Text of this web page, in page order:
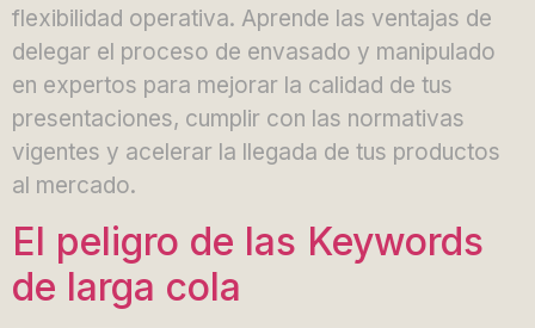
flexibilidad operativa. Aprende las ventajas de
delegar el proceso de envasado y manipulado
en expertos para mejorar la calidad de tus
presentaciones, cumplir con las normativas
vigentes y acelerar la llegada de tus productos
al mercado.
El peligro de las Keywords
de larga cola